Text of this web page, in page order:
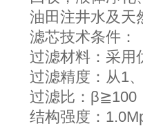
油田注井水及
滤芯技术条件：
过滤材料：采用
过滤精度：从1
过滤比：β≧100
结构强度：